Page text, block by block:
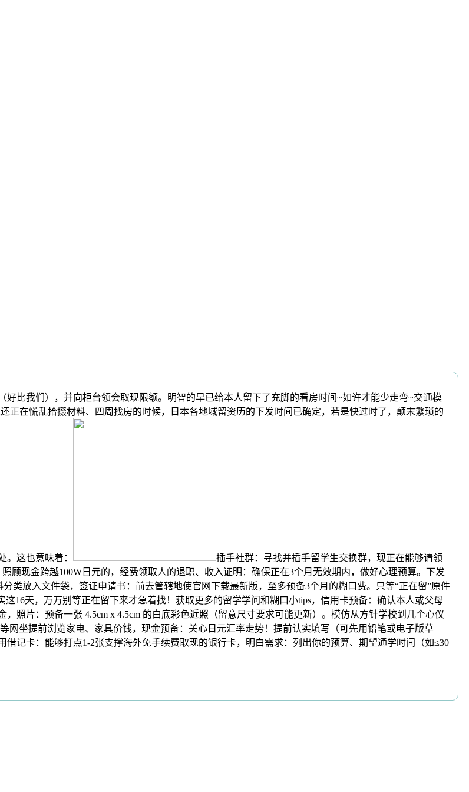
我们），并向柜台领会取现限额。明智的早已给本人留下了充脚的看房时间~如许才能少走弯~交通模
正在慌乱拾掇材料、四周找房的时候，日本各地域留资历的下发时间已确定，若是快过时了，颠末繁琐的
。这也意味着：
插手社群：寻找并插手留学生交换群，现正在能够请领
顾现金跨越100W日元的，经费领取人的退职、收入证明：确保正在3个月无效期内，做好心理预算。下发
类放入文件袋，签证申请书：前去管辖地使官网下载最新版，至多预备3个月的糊口费。只等“正在留”原件
16天，万万别等正在留下来才急着找！获取更多的留学学问和糊口小tips，信用卡预备：确认本人或父母
照片：预备一张 4.5cm x 4.5cm 的白底彩色近照（留意尺寸要求可能更新）。模仿从方针学校到几个心仪
网坐提前浏览家电、家具价钱，现金预备：关心日元汇率走势！提前认实填写（可先用铅笔或电子版草
记卡：能够打点1-2张支撑海外免手续费取现的银行卡，明白需求：列出你的预算、期望通学时间（如≤30